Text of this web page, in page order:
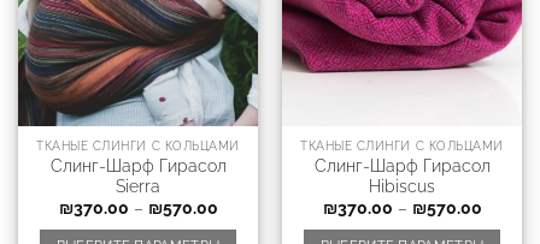
ТКАНЫЕ СЛИНГИ С КОЛЬЦАМИ
Слинг-Шарф Гирасол
Sierra
₪370.00 – ₪570.00
ТКАНЫЕ СЛИНГИ С КОЛЬЦАМИ
Слинг-Шарф Гирасол
Hibiscus
₪370.00 – ₪570.00